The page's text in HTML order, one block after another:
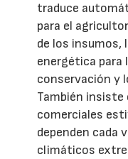
traduce
para el
de los insumos,
energética para
conservación y
También insiste
comerciales
dependen cada
climáticos